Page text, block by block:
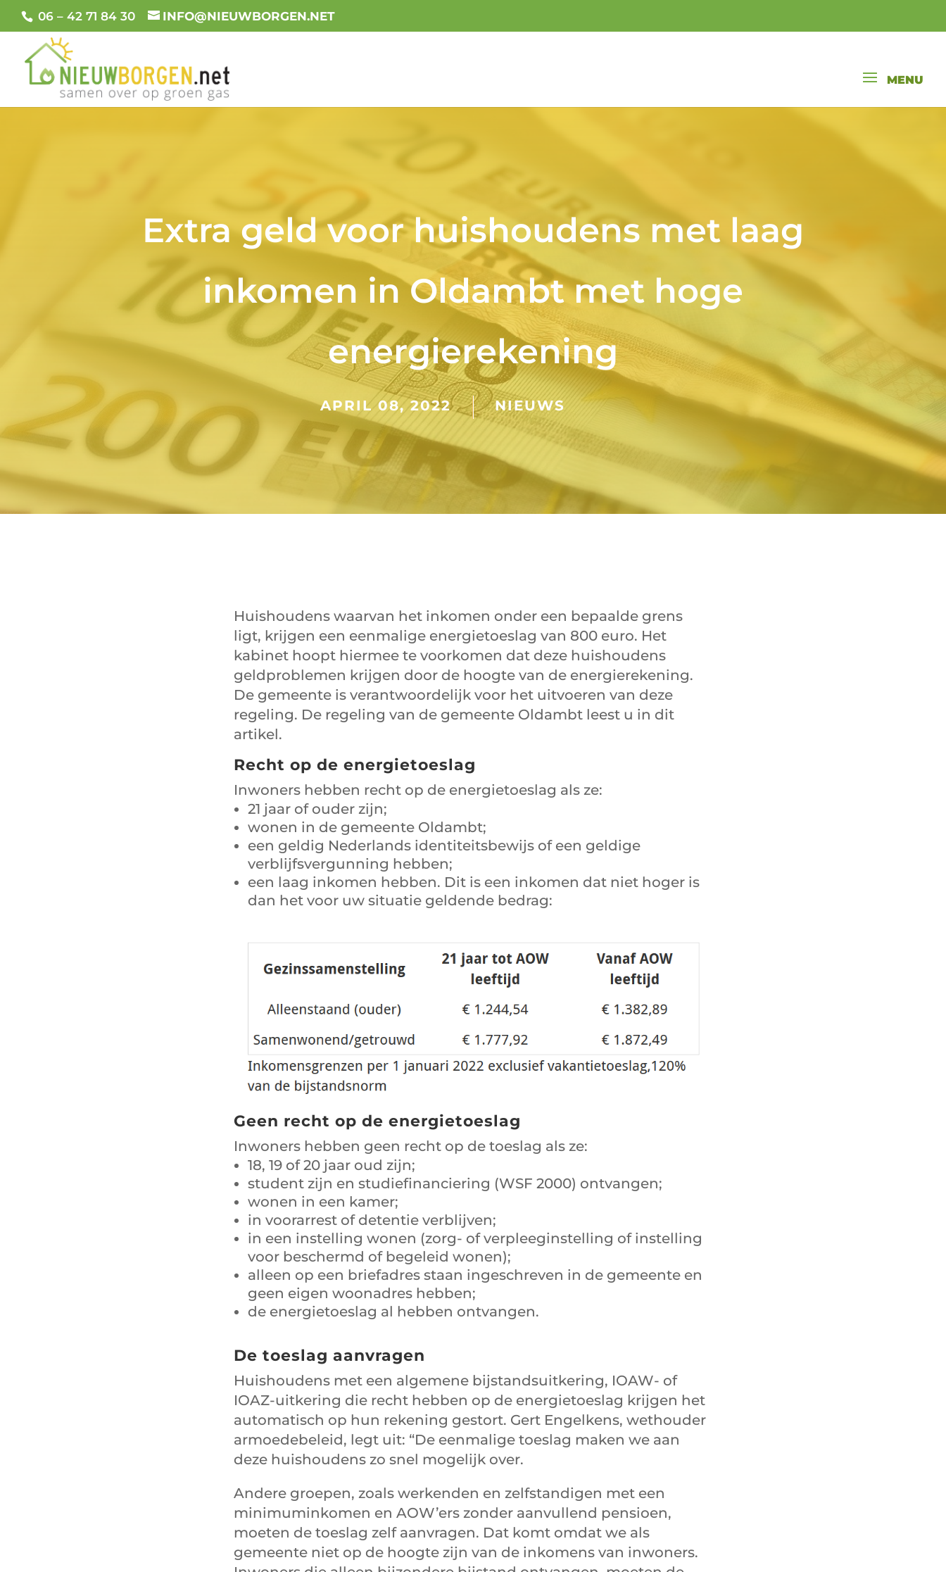
06 – 42 71 84 30 INFO@NIEUWBORGEN.NET
Extra geld voor huishoudens met laag
inkomen in Oldambt met hoge
energierekening
APRIL 08, 2022 NIEUWS
Huishoudens waarvan het inkomen onder een bepaalde grens
ligt, krijgen een eenmalige energietoeslag van 800 euro. Het
kabinet hoopt hiermee te voorkomen dat deze huishoudens
geldproblemen krijgen door de hoogte van de energierekening.
De gemeente is verantwoordelijk voor het uitvoeren van deze
regeling. De regeling van de gemeente Oldambt leest u in dit
artikel.
Recht op de energietoeslag
Inwoners hebben recht op de energietoeslag als ze:
21 jaar of ouder zijn;
wonen in de gemeente Oldambt;
een geldig Nederlands identiteitsbewijs of een geldige
verblijfsvergunning hebben;
een laag inkomen hebben. Dit is een inkomen dat niet hoger is
dan het voor uw situatie geldende bedrag:
Geen recht op de energietoeslag
Inwoners hebben geen recht op de toeslag als ze:
18, 19 of 20 jaar oud zijn;
student zijn en studiefinanciering (WSF 2000) ontvangen;
wonen in een kamer;
in voorarrest of detentie verblijven;
in een instelling wonen (zorg- of verpleeginstelling of instelling
voor beschermd of begeleid wonen);
alleen op een briefadres staan ingeschreven in de gemeente en
geen eigen woonadres hebben;
de energietoeslag al hebben ontvangen.
De toeslag aanvragen
Huishoudens met een algemene bijstandsuitkering, IOAW- of
IOAZ-uitkering die recht hebben op de energietoeslag krijgen het
automatisch op hun rekening gestort. Gert Engelkens, wethouder
armoedebeleid, legt uit: “De eenmalige toeslag maken we aan
deze huishoudens zo snel mogelijk over.
Andere groepen, zoals werkenden en zelfstandigen met een
minimuminkomen en AOW’ers zonder aanvullend pensioen,
moeten de toeslag zelf aanvragen. Dat komt omdat we als
gemeente niet op de hoogte zijn van de inkomens van inwoners.